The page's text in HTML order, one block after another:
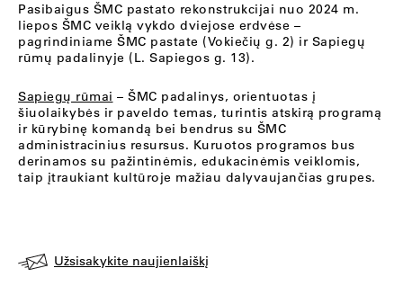
Pasibaigus ŠMC pastato rekonstrukcijai nuo 2024 m.
liepos ŠMC veiklą vykdo dviejose erdvėse –
pagrindiniame ŠMC pastate (Vokiečių g. 2) ir Sapiegų
rūmų padalinyje (L. Sapiegos g. 13).
Sapiegų rūmai – ŠMC padalinys, orientuotas į
šiuolaikybės ir paveldo temas, turintis atskirą programą
ir kūrybinę komandą bei bendrus su ŠMC
administracinius resursus. Kuruotos programos bus
derinamos su pažintinėmis, edukacinėmis veiklomis,
taip įtraukiant kultūroje mažiau dalyvaujančias grupes.
Užsisakykite naujienlaiškį